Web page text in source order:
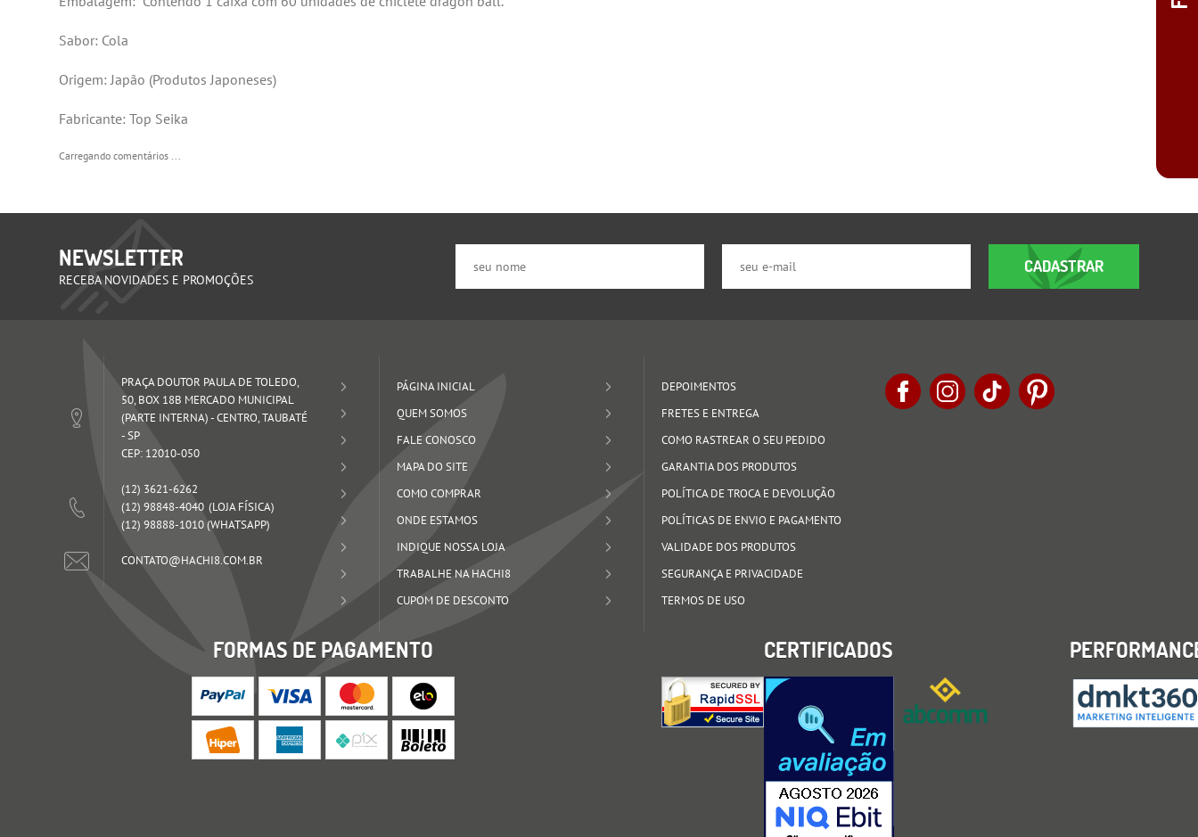
Sabor: Cola
Origem: Japão (Produtos Japoneses)
Fabricante: Top Seika
Carregando comentários ...
NEWSLETTER
RECEBA NOVIDADES E PROMOÇÕES
CADASTRAR
PRAÇA DOUTOR PAULA DE TOLEDO,
50, BOX 18B MERCADO MUNICIPAL
(PARTE INTERNA)-CENTRO, TAUBATÉ
-SP
CEP: 12010-050
(12) 3621-6262
(12) 98848-4040
(12) 98888-1010(WHATSAPP)
CONTATO@HACHI8.COM.BR
PÁGINA INICIAL
QUEM SOMOS
FALE CONOSCO
MAPA DO SITE
COMO COMPRAR
ONDE ESTAMOS
INDIQUE NOSSA LOJA
TRABALHE NA HACHI8
CUPOM DE DESCONTO
DEPOIMENTOS
FRETES E ENTREGA
COMO RASTREAR O SEU PEDIDO
GARANTIA DOS PRODUTOS
POLÍTICA DE TROCA E DEVOLUÇÃO
POLÍTICAS DE ENVIO E PAGAMENTO
VALIDADE DOS PRODUTOS
SEGURANÇA E PRIVACIDADE
TERMOS DE USO
FORMAS DE PAGAMENTO CERTIFICADOS